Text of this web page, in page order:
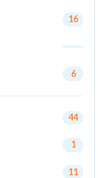
16
6
44
1
11